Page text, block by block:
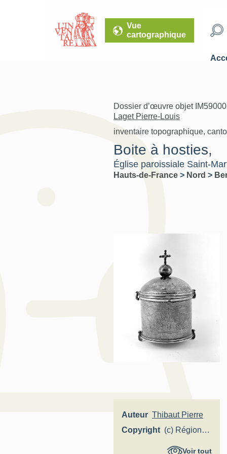
Vue
cartographique
Dossier d’œuvre objet
Laget Pierre-Louis
inventaire topographique,
Boite à hosties,
Église paroissiale Saint-
Hauts-de-France > Nord >
Auteur Thibaut Pierre
Copyright (c) Région
Hauts-de-
Voir tout